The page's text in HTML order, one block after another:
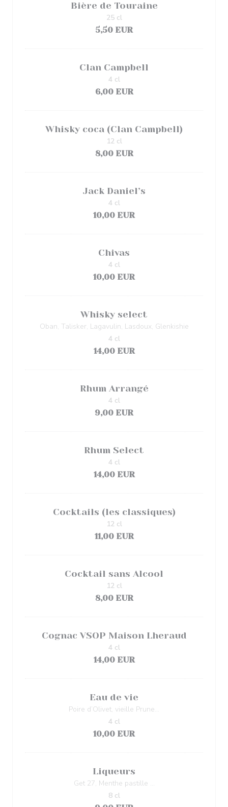
Bière de Touraine
5,50 EUR
25 cl
Clan Campbell
6,00 EUR
4 cl
Whisky coca (Clan Campbell)
8,00 EUR
12 cl
Jack Daniel’s
10,00 EUR
4 cl
Chivas
10,00 EUR
4 cl
Whisky select
Oban, Talisker, Lagavulin, Lasdoux, Glenkishie
14,00 EUR
4 cl
Rhum Arrangé
9,00 EUR
4 cl
Rhum Select
14,00 EUR
4 cl
Cocktails (les classiques)
11,00 EUR
12 cl
Cocktail sans Alcool
8,00 EUR
12 cl
Cognac VSOP Maison Lheraud
14,00 EUR
4 cl
Eau de vie
Poire d’Olivet, vieille Prune…
10,00 EUR
4 cl
Liqueurs
Get 27, Menthe pastille …
8 cl